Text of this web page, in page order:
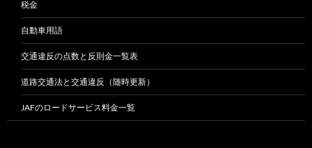
税金
自動車用語
交通違反の点数と反則金一覧表
道路交通法と交通違反（随時更新）
JAFのロードサービス料金一覧